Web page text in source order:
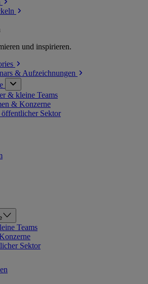
und inspirieren.
& Aufzeichnungen
& kleine Teams
& Konzerne
Sektor
Teams
Sektor